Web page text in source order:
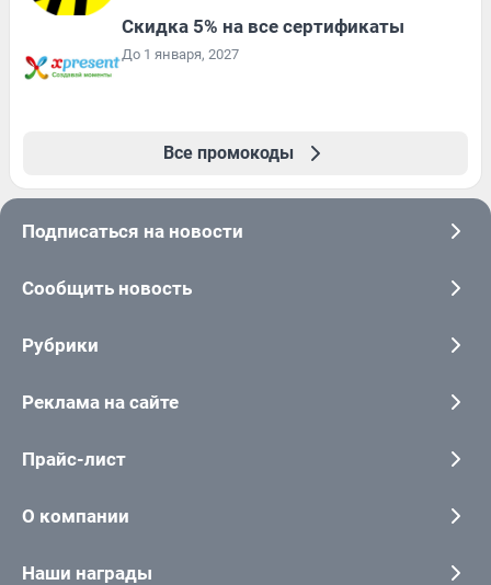
Скидка 5% на все сертификаты
До 1 января, 2027
Все промокоды
Подписаться на новости
Сообщить новость
Рубрики
Реклама на сайте
Прайс-лист
О компании
Наши награды